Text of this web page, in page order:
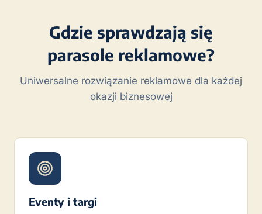
Gdzie sprawdzają się
parasole reklamowe?
Uniwersalne rozwiązanie reklamowe dla każdej
okazji biznesowej
Eventy i targi